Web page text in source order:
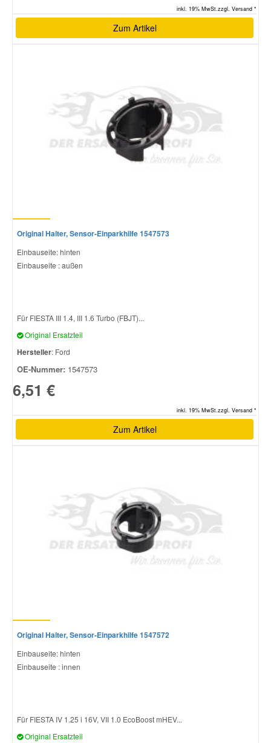
inkl. 19% MwSt.zzgl. Versand *
Zum Artikel
Original Halter, Sensor-Einparkhilfe 1547573
Einbauseite: hinten
Einbauseite : außen
Für FIESTA III 1.4, III 1.6 Turbo (FBJT)...
Original Ersatzteil
Hersteller: Ford
OE-Nummer: 1547573
6,51 €
inkl. 19% MwSt.zzgl. Versand *
Zum Artikel
Original Halter, Sensor-Einparkhilfe 1547572
Einbauseite: hinten
Einbauseite : innen
Für FIESTA IV 1.25 i 16V, VII 1.0 EcoBoost mHEV...
Original Ersatzteil